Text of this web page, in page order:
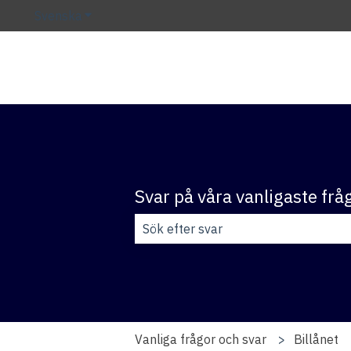
Svenska Visa undermenyer för översättningar
Svar på våra vanligaste
Vanliga frågor och svar Billånet